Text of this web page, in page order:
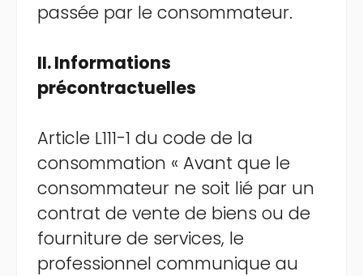
passée par le consommateur.
II. Informations
précontractuelles
Article L111-1 du code de la
consommation « Avant que le
consommateur ne soit lié par un
contrat de vente de biens ou de
fourniture de services, le
professionnel communique au